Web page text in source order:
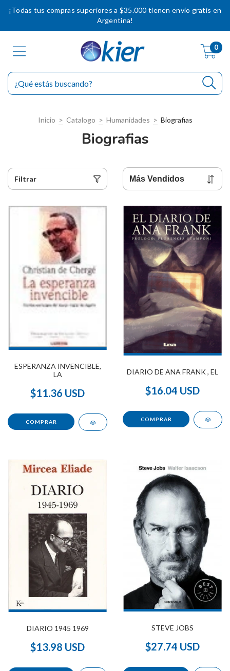
¡Todas tus compras superiores a $35.000 tienen envío gratis en
Argentina!
0
Inicio > Catalogo > Humanidades > Biografias
Biografias
Filtrar
ESPERANZA INVENCIBLE,
LA
$11.36 USD
DIARIO DE ANA FRANK , EL
$16.04 USD
DIARIO 1945 1969
$13.98 USD
STEVE JOBS
$27.74 USD